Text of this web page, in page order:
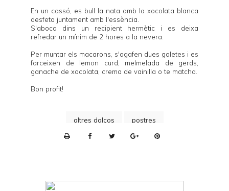
En un cassó, es bull la nata amb la xocolata blanca
desfeta juntament amb l'essència.
S'aboca dins un recipient hermètic i es deixa
refredar un mínim de 2 hores a la nevera.
Per muntar els macarons, s'agafen dues galetes i es
farceixen de lemon curd , melmelada de gerds,
ganache de xocolata, crema de vainilla o te matcha.
Bon profit!
altres dolços
postres
n